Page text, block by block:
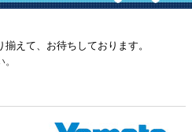
えて、お待ちしております。